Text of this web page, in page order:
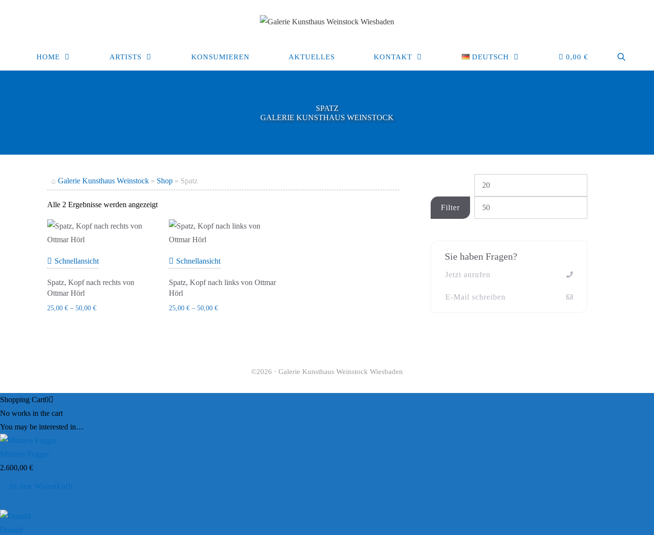
HOME ARTISTS KONSUMIEREN AKTUELLES KONTAKT DEUTSCH 0,00 €
SPATZ
GALERIE KUNSTHAUS WEINSTOCK
⌂ Galerie Kunsthaus Weinstock » Shop » Spatz
Alle 2 Ergebnisse werden angezeigtNach
Aktualität
sortiert
Schnellansicht
Spatz, Kopf nach rechts von
Ottmar Hörl
25,00 € – 50,00 €
Schnellansicht
Spatz, Kopf nach links von Ottmar
Hörl
25,00 €– 50,00 €
Min.
Preis
Filter
Sie haben Fragen?
Jetzt anrufen
E-Mail schreiben
©2026 · Galerie Kunsthaus Weinstock Wiesbaden
Shopping Cart0
No works in the cart
You may be interested in…
Mistress Fugger
2.600,00 €
In den Warenkorb
Donald